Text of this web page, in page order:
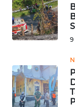
9
LABUHANBATU
WN
TAPANULI
WN DELI
SERDANG